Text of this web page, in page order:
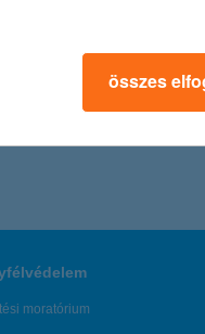
moratórium
összes